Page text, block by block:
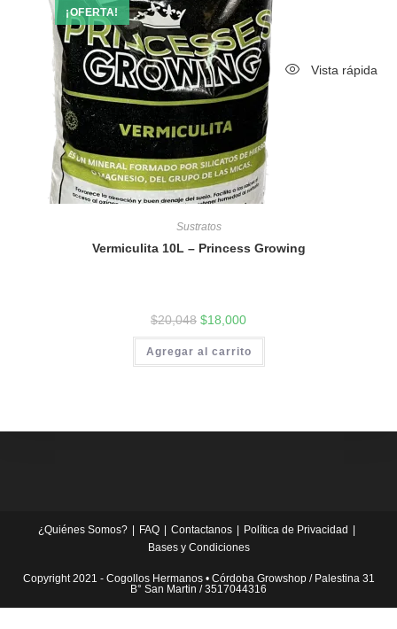
¡OFERTA!
Vista rápida
Sustratos
Vermiculita 10L – Princess Growing
$20,048 $18,000
Agregar al carrito
¿Quiénes Somos? FAQ Contactanos
Política de Privacidad
Bases y Condiciones
Copyright 2021 - Cogollos Hermanos • Córdoba Growshop / Palestina 31
B° San Martin / 3517044316